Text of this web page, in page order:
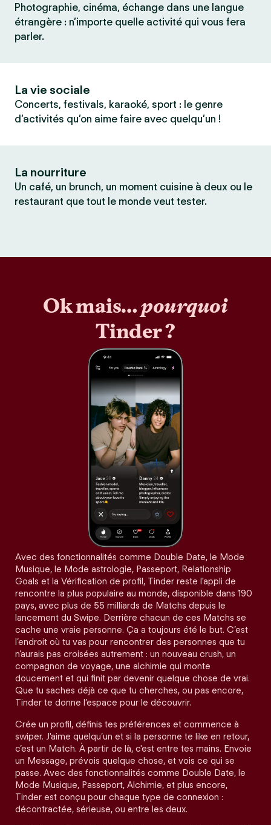
Photographie, cinéma, échange dans une langue
étrangère : n’importe quelle activité qui vous fera
parler.
La vie sociale
Concerts, festivals, karaoké, sport : le genre
d’activités qu’on aime faire avec quelqu’un !
La nourriture
Un café, un brunch, un moment cuisine à deux ou le
restaurant que tout le monde veut tester.
Ok mais…pourquoi
Tinder ?
Avec des fonctionnalités comme Double Date, le Mode
Musique, le Mode astrologie, Passeport, Relationship
Goals et la Vérification de profil, Tinder reste l'appli de
rencontre la plus populaire au monde, disponible dans 190
pays, avec plus de 55 milliards de Matchs depuis le
lancement du Swipe. Derrière chacun de ces Matchs se
cache une vraie personne. Ça a toujours été le but. C’est
l’endroit où tu vas pour rencontrer des personnes que tu
n’aurais pas croisées autrement : un nouveau crush, un
compagnon de voyage, une alchimie qui monte
doucement et qui finit par devenir quelque chose de vrai.
Que tu saches déjà ce que tu cherches, ou pas encore,
Tinder te donne l’espace pour le découvrir.
Crée un profil, définis tes préférences et commence à
swiper. J'aime quelqu’un et si la personne te like en retour,
c’est un Match. À partir de là, c'est entre tes mains. Envoie
un Message, prévois quelque chose, et vois ce qui se
passe. Avec des fonctionnalités comme Double Date, le
Mode Musique, Passeport, Alchimie, et plus encore,
Tinder est conçu pour chaque type de connexion :
décontractée, sérieuse, ou entre les deux.